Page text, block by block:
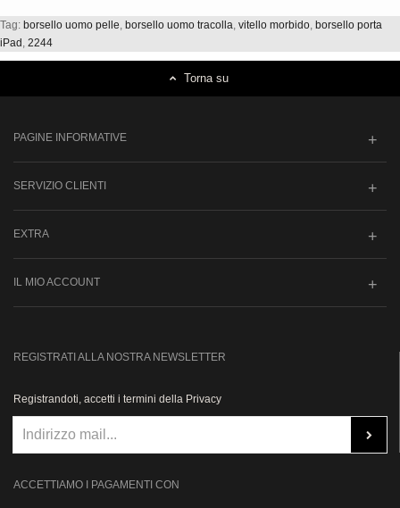
Tag: borsello uomo pelle, borsello uomo tracolla, vitello morbido, borsello porta
iPad , 2244
Torna su
PAGINE INFORMATIVE
SERVIZIO CLIENTI
EXTRA
IL MIO ACCOUNT
REGISTRATI ALLA NOSTRA NEWSLETTER
Registrandoti, accetti i termini della Privacy
ACCETTIAMO I PAGAMENTI CON